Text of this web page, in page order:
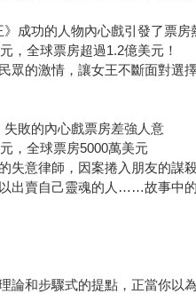
成功的人物內心戲引發了票房
，全球票房超過1.2億美元！
眾的激情，讓女王不斷面對選
敗的內心戲票房差強人意
，全球票房5000萬美元
失意律師，因案捲入朋友的謀
出賣自己靈魂的人……故事中
論和步驟式的提點，正當你以